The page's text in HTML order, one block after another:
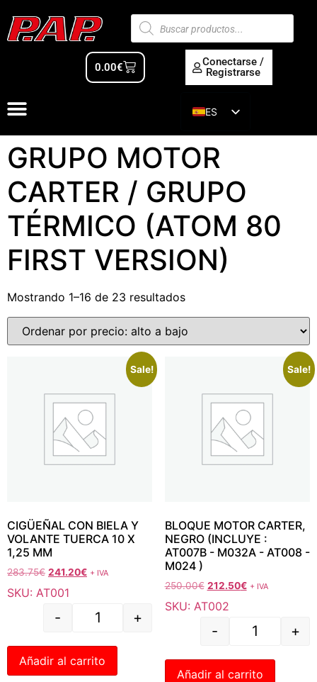
0.00€
Conectarse /
Registrarse
ES
EN
GRUPO MOTOR
CARTER / GRUPO
TÉRMICO (ATOM 80
FIRST VERSION)
Mostrando 1–16 de 23 resultados
Sale!
CIGÜEÑAL CON BIELA Y
VOLANTE TUERCA 10 X
1,25 MM
283.75€ 241.20€ + IVA
SKU: AT001
- +
Añadir al carrito
Sale!
BLOQUE MOTOR CARTER,
NEGRO (INCLUYE :
AT007B - M032A - AT008 -
M024 )
250.00€ 212.50€ + IVA
SKU: AT002
- +
Añadir al carrito